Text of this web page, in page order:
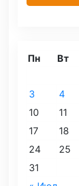
Пн Вт
3
4
10
11
17
18
24
25
31